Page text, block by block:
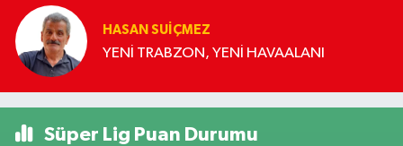
HASAN SUIÇMEZ
YENİ TRABZON, YENİ HAVAALANI
Süper Lig Puan Durumu